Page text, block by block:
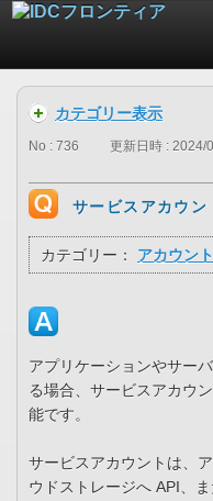
カテゴリー表示
No : 736 更新日時 : 2024/
サービスアカウン
カテゴリー： アカウント
アプリケーションやサー
る場合、サービスアカウ
能です。
サービスアカウントは、
ウドストレージへ API、